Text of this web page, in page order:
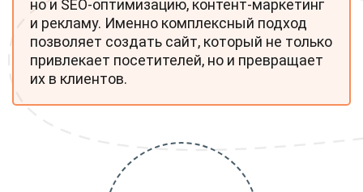
но и SEO-оптимизацию, контент-маркетинг
и рекламу. Именно комплексный подход
позволяет создать сайт, который не только
привлекает посетителей, но и превращает
их в клиентов.